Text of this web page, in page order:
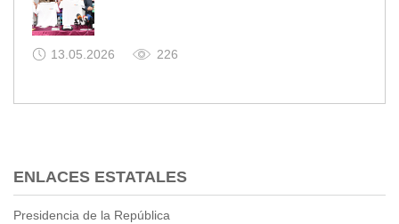
13.05.2026 226
ENLACES ESTATALES
Presidencia de la República